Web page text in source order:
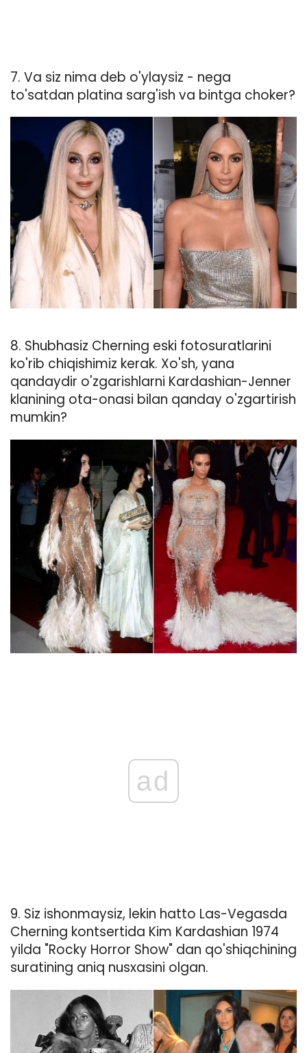
7. Va siz nima deb o'ylaysiz - nega
to'satdan platina sarg'ish va bintga choker?
8. Shubhasiz Cherning eski fotosuratlarini
ko'rib chiqishimiz kerak. Xo'sh, yana
qandaydir o'zgarishlarni Kardashian-Jenner
klanining ota-onasi bilan qanday o'zgartirish
mumkin?
ad
9. Siz ishonmaysiz, lekin hatto Las-Vegasda
Cherning kontsertida Kim Kardashian 1974
yilda "Rocky Horror Show" dan qo'shiqchining
suratining aniq nusxasini olgan.